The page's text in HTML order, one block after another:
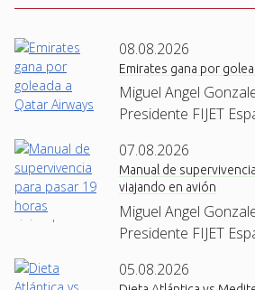
08.08.2026
Emirates gana por
Miguel Angel
Presidente FIJET
07.08.2026
Manual de
viajando en avión
Miguel Angel
Presidente FIJET
05.08.2026